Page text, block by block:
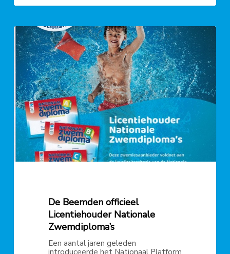
De
Beemden
officieel
Licentiehouder
Nationale
Zwemdiploma’s
De Beemden officieel
Licentiehouder Nationale
Zwemdiploma’s
Een aantal jaren geleden